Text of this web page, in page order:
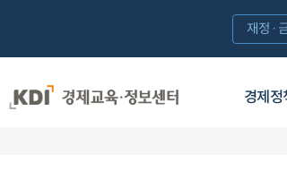
경제
재정·